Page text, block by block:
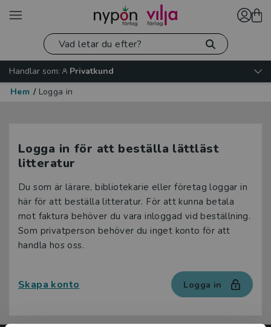
Handlar som:
Privatkund
Hem / Logga in
Logga in för att beställa lättläst
litteratur
Du som är lärare, bibliotekarie eller företag loggar in
här för att beställa litteratur. För att kunna betala
mot faktura behöver du vara inloggad vid beställning.
Som privatperson behöver du inget konto för att
handla hos oss.
Skapa konto Logga in